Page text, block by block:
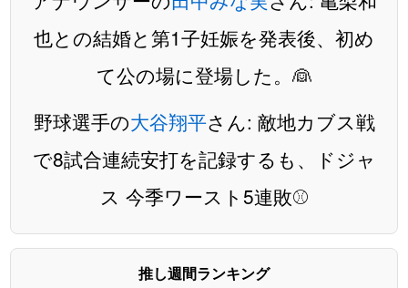
也との結婚と第1子妊娠を発表後、初め
て公の場に登場した。👰
野球選手の大谷翔平さん: 敵地カブス戦
で8試合連続安打を記録するも、ドジャ
ス 今季ワースト5連敗⚾️
推し週間ランキング